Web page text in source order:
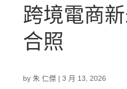
跨境電商
合照
by 朱 仁傑| 3 月 13, 2026